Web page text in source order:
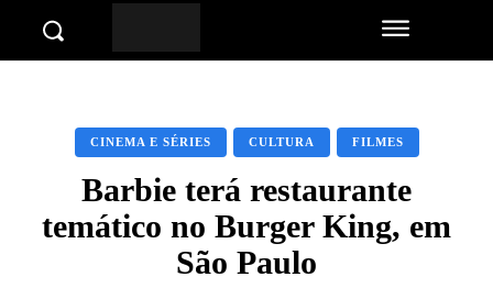
CINEMA E SÉRIES CULTURA FILMES
Barbie terá restaurante
temático no Burger King, em
São Paulo